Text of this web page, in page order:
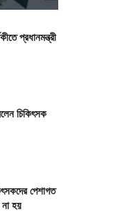
প্রধানমন্ত্রী
চিকিৎসক
পেশাগত
না হয়